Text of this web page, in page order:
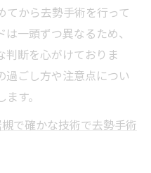
てから去勢手術を行って
一頭ずつ異なるため、
判断を心がけておりま
過ごし方や注意点につい
す。
で確かな技術で去勢手術